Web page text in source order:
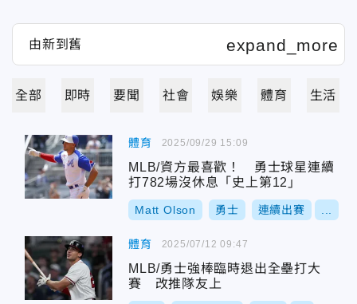
全部 即時 要聞 社會 娛樂 體育 生活
體育
MLB/資方最喜歡！ 勇士球星連續
打782場沒休息「史上第12」
Matt Olson 勇士 連續出賽
2025/09/29 15:09
體育
MLB/勇士強棒臨時退出全壘打大
賽 改推隊友上
2025/07/12 09:47